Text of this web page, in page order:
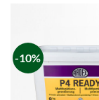
-10%